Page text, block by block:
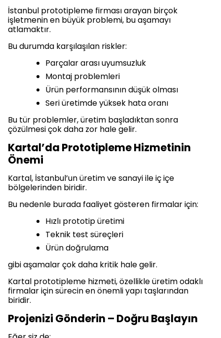
İstanbul prototipleme firması arayan birçok
işletmenin en büyük problemi, bu aşamayı
atlamaktır.
Bu durumda karşılaşılan riskler:
Parçalar arası uyumsuzluk
Montaj problemleri
Ürün performansının düşük olması
Seri üretimde yüksek hata oranı
Bu tür problemler, üretim başladıktan sonra
çözülmesi çok daha zor hale gelir.
Kartal’da Prototipleme Hizmetinin
Önemi
Kartal, İstanbul’un üretim ve sanayi ile iç içe
bölgelerinden biridir.
Bu nedenle burada faaliyet gösteren firmalar için:
Hızlı prototip üretimi
Teknik test süreçleri
Ürün doğrulama
gibi aşamalar çok daha kritik hale gelir.
Kartal prototipleme hizmeti, özellikle üretim odaklı
firmalar için sürecin en önemli yapı taşlarından
biridir.
Projenizi Gönderin – Doğru Başlayın